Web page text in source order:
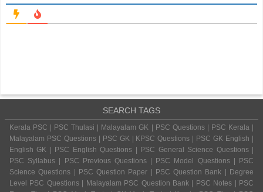
SEARCH TAGS
Kerala PSC | PSC Thulasi | Malayalam GK | PSC Questions | PSC Kerala |
Malayalam PSC Questions | PSC GK | KPSC Questions | PSC GK English |
English GK | PSC English Questions | PSC General Science Questions |
PSC Syllabus | PSC Previous Questions | PSC Model Questions | PSC
Science Questions | PSC Question Paper | PSC Question Bank | Degree
Level PSC Questions | Malayalam PSC Question Bank | PSC Notes | PSC